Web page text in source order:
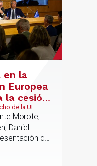
en la
Europea
la cesión
en las
de la UE
Morote,
Daniel
de